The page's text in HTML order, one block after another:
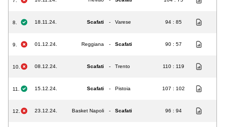
8. 18.11.24. Scafati - Varese 94 : 85
9. 01.12.24. Reggiana - Scafati 90 : 57
10. 08.12.24. Scafati - Trento 110 : 119
11. 15.12.24. Scafati - Pistoia 107 : 102
12. 23.12.24. Basket Napoli - Scafati 96 : 94